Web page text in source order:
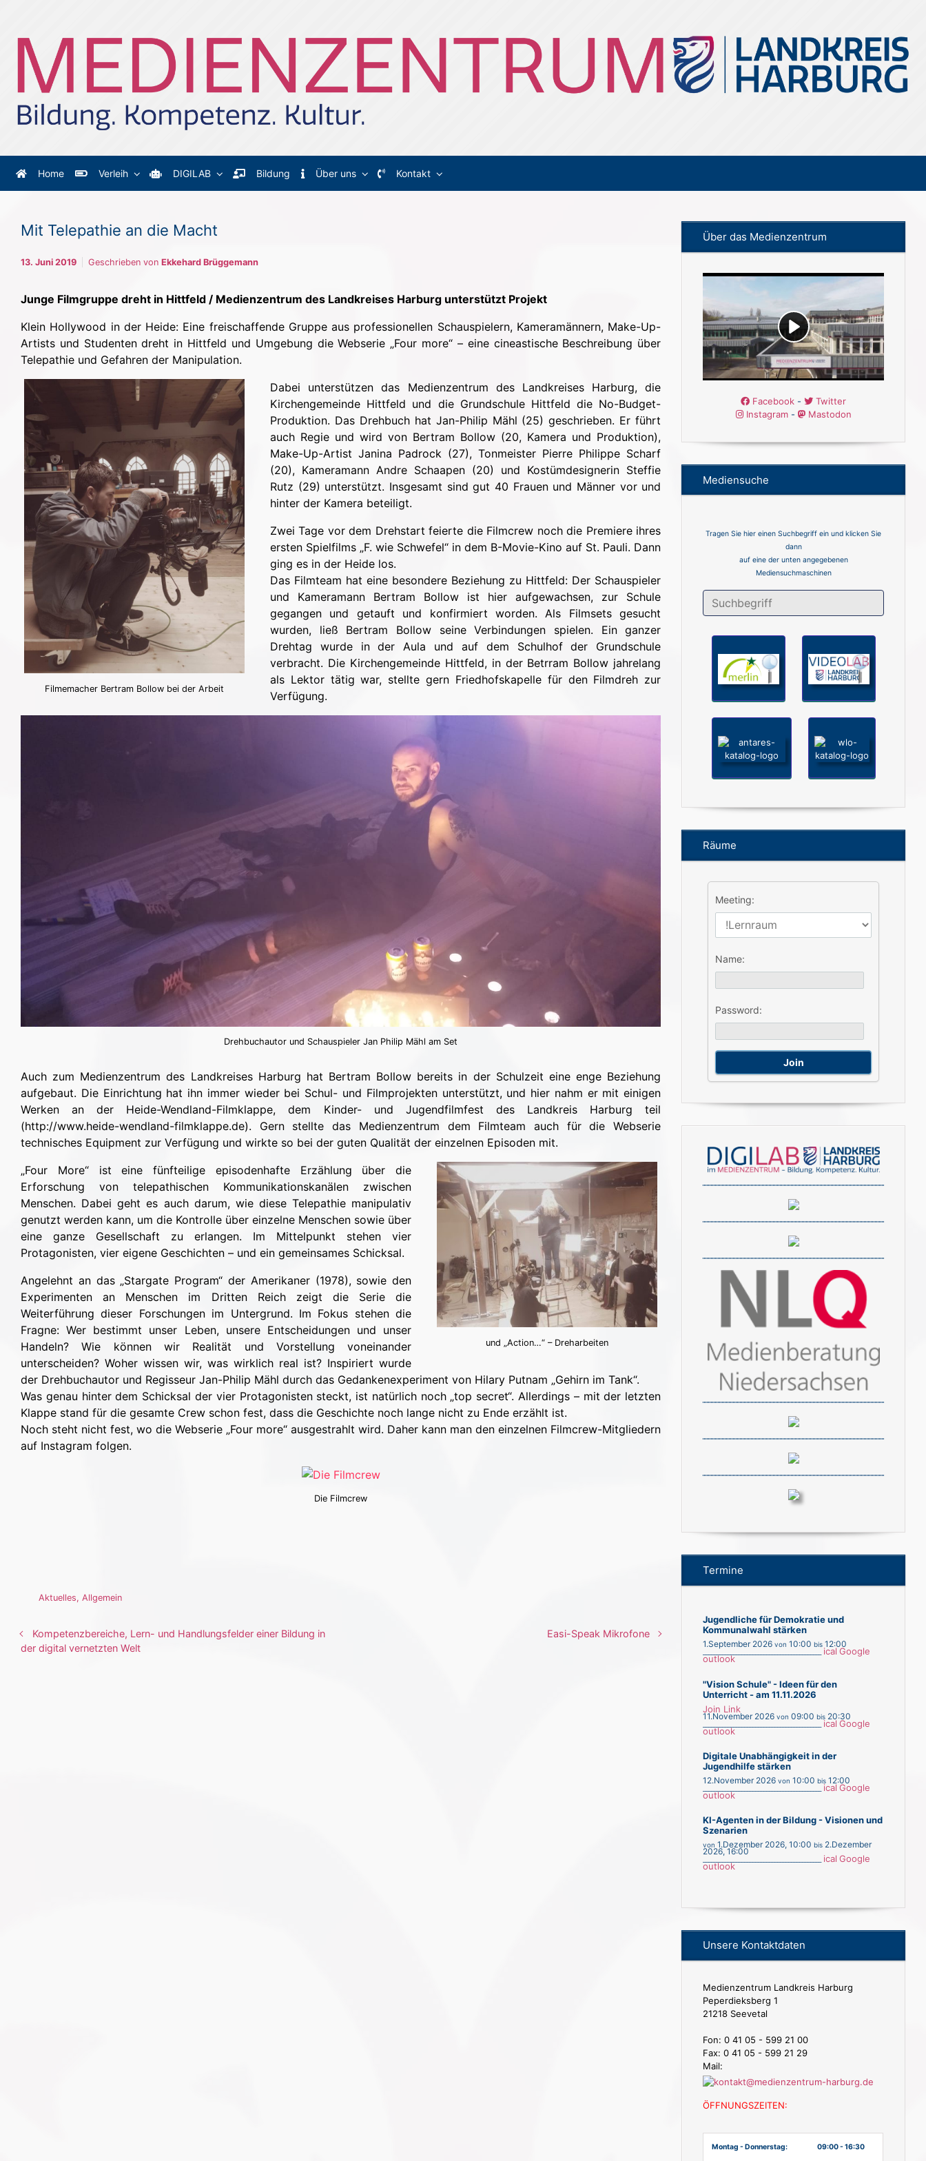
Home Verleih DIGILAB Bildung Über uns Kontakt
Mit Telepathie an die Macht
13. Juni 2019 Geschrieben von Ekkehard Brüggemann
Junge Filmgruppe dreht in Hittfeld / Medienzentrum des Landkreises Harburg unterstützt Projekt
Klein Hollywood in der Heide: Eine freischaffende Gruppe aus professionellen Schauspielern, Kameramännern, Make-Up-
Artists und Studenten dreht in Hittfeld und Umgebung die Webserie „Four more“ – eine cineastische Beschreibung über
Telepathie und Gefahren der Manipulation.
Filmemacher Bertram Bollow bei der Arbeit
Dabei unterstützen das Medienzentrum des Landkreises Harburg, die
Kirchengemeinde Hittfeld und die Grundschule Hittfeld die No-Budget-
Produktion. Das Drehbuch hat Jan-Philip Mähl (25) geschrieben. Er führt
auch Regie und wird von Bertram Bollow (20, Kamera und Produktion),
Make-Up-Artist Janina Padrock (27), Tonmeister Pierre Philippe Scharf
(20), Kameramann Andre Schaapen (20) und Kostümdesignerin Steffie
Rutz (29) unterstützt. Insgesamt sind gut 40 Frauen und Männer vor und
hinter der Kamera beteiligt.
Zwei Tage vor dem Drehstart feierte die Filmcrew noch die Premiere ihres
ersten Spielfilms „F. wie Schwefel“ in dem B-Movie-Kino auf St. Pauli. Dann
ging es in der Heide los.
Das Filmteam hat eine besondere Beziehung zu Hittfeld: Der Schauspieler
und Kameramann Bertram Bollow ist hier aufgewachsen, zur Schule
gegangen und getauft und konfirmiert worden. Als Filmsets gesucht
wurden, ließ Bertram Bollow seine Verbindungen spielen. Ein ganzer
Drehtag wurde in der Aula und auf dem Schulhof der Grundschule
verbracht. Die Kirchengemeinde Hittfeld, in der Betrram Bollow jahrelang
als Lektor tätig war, stellte gern Friedhofskapelle für den Filmdreh zur
Verfügung.
Drehbuchautor und Schauspieler Jan Philip Mähl am Set
Auch zum Medienzentrum des Landkreises Harburg hat Bertram Bollow bereits in der Schulzeit eine enge Beziehung
aufgebaut. Die Einrichtung hat ihn immer wieder bei Schul- und Filmprojekten unterstützt, und hier nahm er mit einigen
Werken an der Heide-Wendland-Filmklappe, dem Kinder- und Jugendfilmfest des Landkreis Harburg teil
(http://www.heide-wendland-filmklappe.de). Gern stellte das Medienzentrum dem Filmteam auch für die Webserie
technisches Equipment zur Verfügung und wirkte so bei der guten Qualität der einzelnen Episoden mit.
und „Action…“ – Dreharbeiten
„Four More“ ist eine fünfteilige episodenhafte Erzählung über die
Erforschung von telepathischen Kommunikationskanälen zwischen
Menschen. Dabei geht es auch darum, wie diese Telepathie manipulativ
genutzt werden kann, um die Kontrolle über einzelne Menschen sowie über
eine ganze Gesellschaft zu erlangen. Im Mittelpunkt stehen vier
Protagonisten, vier eigene Geschichten – und ein gemeinsames Schicksal.
Angelehnt an das „Stargate Program“ der Amerikaner (1978), sowie den
Experimenten an Menschen im Dritten Reich zeigt die Serie die
Weiterführung dieser Forschungen im Untergrund. Im Fokus stehen die
Fragne: Wer bestimmt unser Leben, unsere Entscheidungen und unser
Handeln? Wie können wir Realität und Vorstellung voneinander
unterscheiden? Woher wissen wir, was wirklich real ist? Inspiriert wurde
der Drehbuchautor und Regisseur Jan-Philip Mähl durch das Gedankenexperiment von Hilary Putnam „Gehirn im Tank“.
Was genau hinter dem Schicksal der vier Protagonisten steckt, ist natürlich noch „top secret“. Allerdings – mit der letzten
Klappe stand für die gesamte Crew schon fest, dass die Geschichte noch lange nicht zu Ende erzählt ist.
Noch steht nicht fest, wo die Webserie „Four more“ ausgestrahlt wird. Daher kann man den einzelnen Filmcrew-Mitgliedern
auf Instagram folgen.
Die Filmcrew
Aktuelles, Allgemein
Kompetenzbereiche, Lern- und Handlungsfelder einer Bildung in
der digital vernetzten Welt
Easi-Speak Mikrofone
Über das Medienzentrum
Facebook -
Twitter
Instagram- Mastodon
Mediensuche
Tragen Sie hier einen Suchbegriff ein und klicken Sie
dann
auf eine der unten angegebenen
Mediensuchmaschinen
Räume
Meeting:
Name:
Password:
Termine
Jugendliche für Demokratie und
Kommunalwahl stärken
1.September 2026 von 10:00 bis 12:00
ical Google
outlook
"Vision Schule" - Ideen für den
Unterricht - am 11.11.2026
Join Link
11.November 2026 von 09:00 bis 20:30
ical Google
outlook
Digitale Unabhängigkeit in der
Jugendhilfe stärken
12.November 2026 von 10:00 bis 12:00
ical Google
outlook
KI-Agenten in der Bildung - Visionen und
Szenarien
von 1.Dezember 2026, 10:00 bis 2.Dezember
2026, 16:00
ical Google
outlook
Unsere Kontaktdaten
Medienzentrum Landkreis Harburg
Peperdieksberg 1
21218 Seevetal
Fon: 0 41 05 - 599 21 00
Fax: 0 41 05 - 599 21 29
Mail:
ÖFFNUNGSZEITEN:
Montag - Donnerstag: 09:00 - 16:30